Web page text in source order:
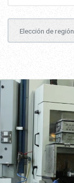
Elección de región